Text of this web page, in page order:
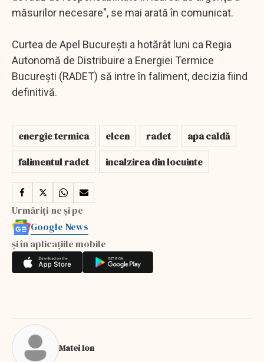
măsurilor necesare", se mai arată în comunicat.
Curtea de Apel Bucureşti a hotărât luni ca Regia
Autonomă de Distribuire a Energiei Termice
Bucureşti (RADET) să intre în faliment, decizia fiind
definitivă.
energie termica elcen radet
apa caldă
falimentul radet
incalzirea din locuinte
Urmăriți-ne și pe
Google News
și în aplicațiile mobile
Matei Ion